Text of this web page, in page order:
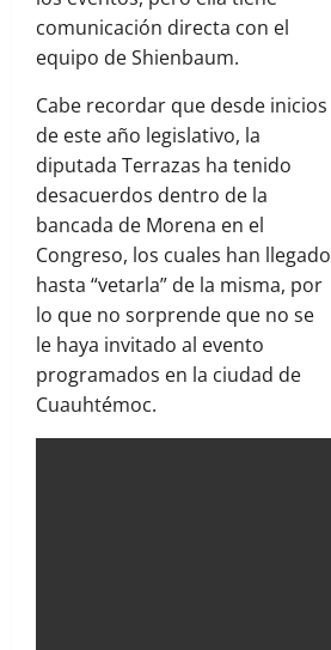
comunicación directa con el
equipo de Shienbaum.
Cabe recordar que desde inicios
de este año legislativo, la
diputada Terrazas ha tenido
desacuerdos dentro de la
bancada de Morena en el
Congreso, los cuales han llegado
hasta “vetarla” de la misma, por
lo que no sorprende que no se
le haya invitado al evento
programados en la ciudad de
Cuauhtémoc.